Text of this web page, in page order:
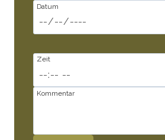
Datum
Zeit
Kommentar